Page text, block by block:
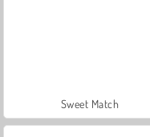
Sweet Match